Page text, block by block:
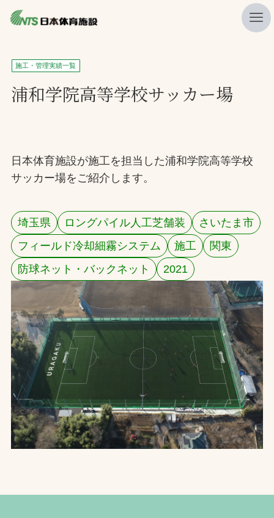
私たちの強み
ニュース
製品・サービス一覧
施工・管理実績一覧
採用情報
お問合せ
お取引先の皆様へ
プライバシーポリシー
ソーシャルメディアポリシー
施工・管理実績一覧
浦和学院高等学校サッカー場
日本体育施設が施工を担当した浦和学院高等学校
サッカー場をご紹介します。
埼玉県 ロングパイル人工芝舗装
さいたま市
フィールド冷却細霧システム
施工
関東
防球ネット・バックネット
2021